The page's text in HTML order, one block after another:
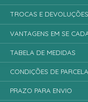
TROCAS E DEVOLUÇÕES
VANTAGENS EM SE
TABELA DE MEDIDAS
CONDIÇÕES DE
PRAZO PARA ENVIO